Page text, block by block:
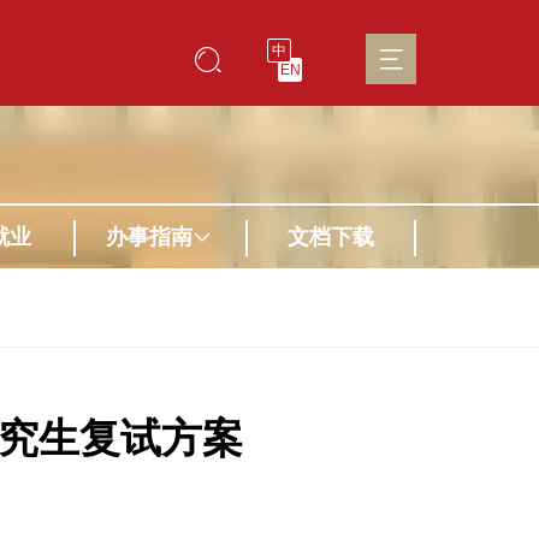
中
EN
业 办事指南 文档下载
生复试方案